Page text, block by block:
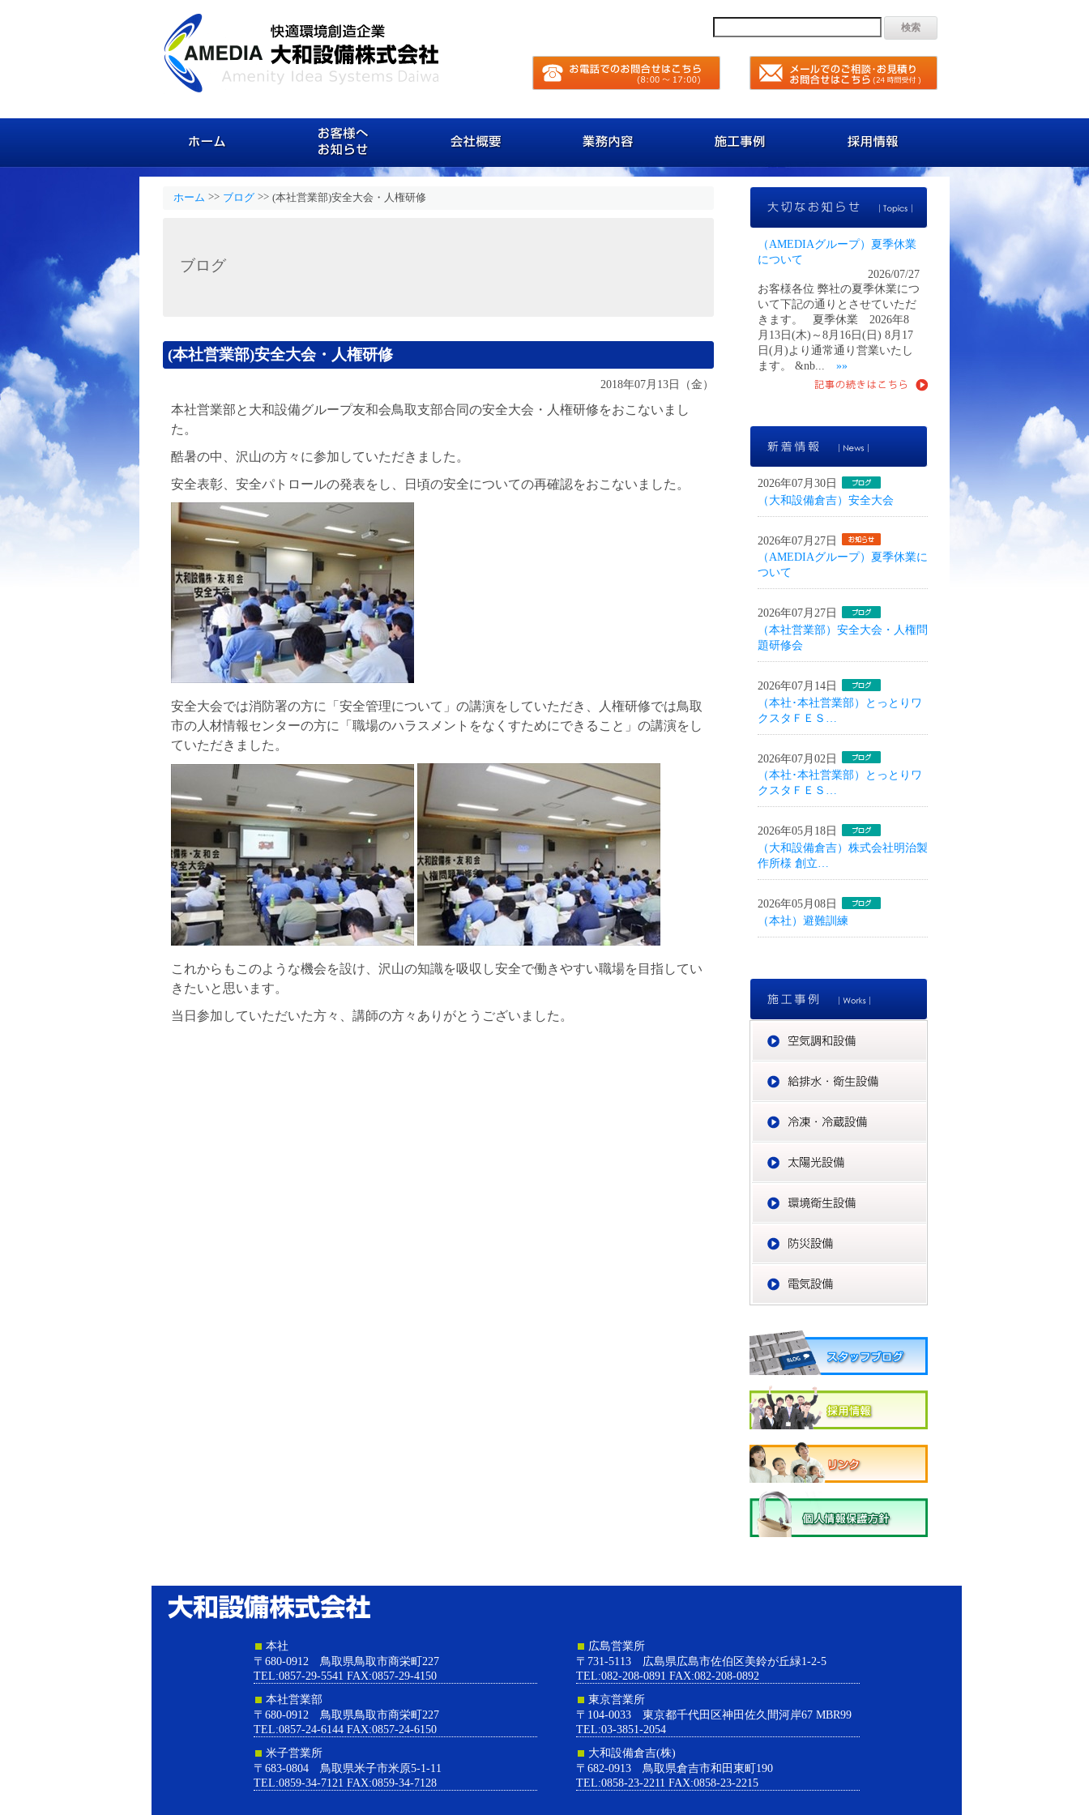
ホーム >> ブログ >> (本社営業部)安全大会・人権研修
ブログ
(本社営業部)安全大会・人権研修
2018年07月13日（金）
本社営業部と大和設備グループ友和会鳥取支部合同の安全大会・人権研修をおこないまし
た。
酷暑の中、沢山の方々に参加していただきました。
安全表彰、安全パトロールの発表をし、日頃の安全についての再確認をおこないました。
安全大会では消防署の方に「安全管理について」の講演をしていただき、人権研修では鳥取
市の人材情報センターの方に「職場のハラスメントをなくすためにできること」の講演をし
ていただきました。
これからもこのような機会を設け、沢山の知識を吸収し安全で働きやすい職場を目指してい
きたいと思います。
当日参加していただいた方々、講師の方々ありがとうございました。
（AMEDIAグループ）夏季休業
について
2026/07/27
お客様各位 弊社の夏季休業につ
いて下記の通りとさせていただ
きます。 夏季休業 2026年8
月13日(木)～8月16日(日) 8月17
日(月)より通常通り営業いたし
ます。 &nb... »»
2026年07月30日
（大和設備倉吉）安全大会
2026年07月27日
（AMEDIAグループ）夏季休業に
ついて
2026年07月27日
（本社営業部）安全大会・人権問
題研修会
2026年07月14日
（本社･本社営業部）とっとりワ
クスタＦＥＳ…
2026年07月02日
（本社･本社営業部）とっとりワ
クスタＦＥＳ…
2026年05月18日
（大和設備倉吉）株式会社明治製
作所様 創立…
2026年05月08日
（本社）避難訓練
本社
〒680-0912 鳥取県鳥取市商栄町227
TEL:0857-29-5541 FAX:0857-29-4150
本社営業部
〒680-0912 鳥取県鳥取市商栄町227
TEL:0857-24-6144 FAX:0857-24-6150
米子営業所
〒683-0804 鳥取県米子市米原5-1-11
TEL:0859-34-7121 FAX:0859-34-7128
広島営業所
〒731-5113 広島県広島市佐伯区美鈴が丘緑1-2-5
TEL:082-208-0891 FAX:082-208-0892
東京営業所
〒104-0033 東京都千代田区神田佐久間河岸67 MBR99
TEL:03-3851-2054
大和設備倉吉(株)
〒682-0913 鳥取県倉吉市和田東町190
TEL:0858-23-2211 FAX:0858-23-2215